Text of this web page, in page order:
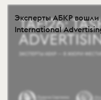
Эксперты АБКР вошли
International